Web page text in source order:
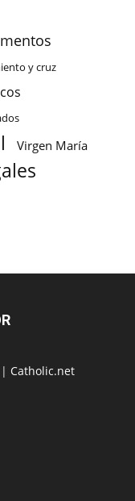
y cruz
Virgen María
| Catholic.net